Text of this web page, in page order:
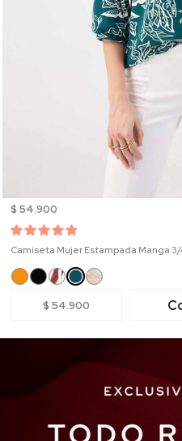
$ 54.900
Camiseta Mujer Estampada Manga
$ 54.900